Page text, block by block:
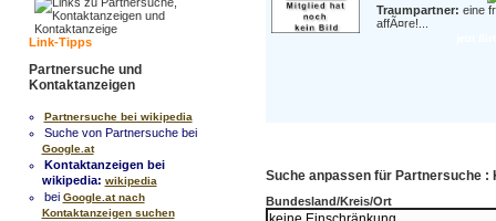
Link-Tipps
Partnersuche und
Kontaktanzeigen
Partnersuche bei wikipedia
Suche von Partnersuche bei
Google.at
Kontaktanzeigen bei
wikipedia: wikipedia
bei Google.at nach
Kontaktanzeigen suchen
Traumpartner: eine
affÃ¤re!...
Suche anpassen für Partnersuche :
Bundesland/Kreis/Ort